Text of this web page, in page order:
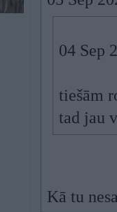
04 Sep
tiešām
tad jau
Kā tu